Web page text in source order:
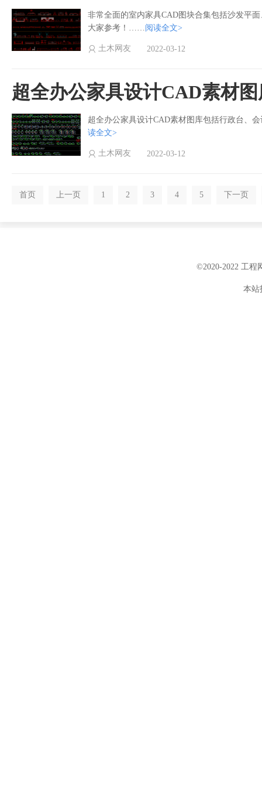
非常全面的室内家具CAD图块合集包括沙发平
大家参考！……阅读全文>
土木网友 2022-03-12
超全办公家具设计CAD素材
超全办公家具设计CAD素材图库包括行政台、
读全文>
土木网友 2022-03-12
首页 上一页 1 2 3 4 5 下一页
©2020-2022 工程
本站